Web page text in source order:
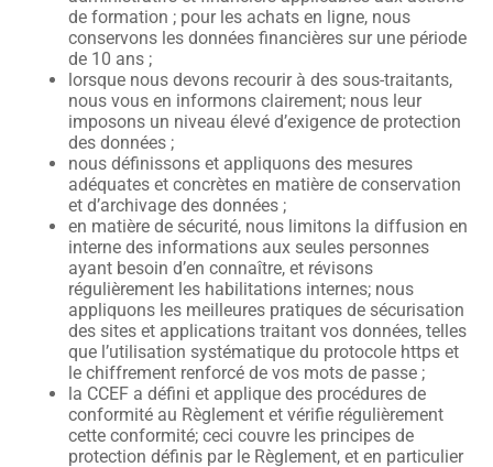
de formation ; pour les achats en ligne, nous
conservons les données financières sur une période
de 10 ans ;
lorsque nous devons recourir à des sous-traitants,
nous vous en informons clairement; nous leur
imposons un niveau élevé d’exigence de protection
des données ;
nous définissons et appliquons des mesures
adéquates et concrètes en matière de conservation
et d’archivage des données ;
en matière de sécurité, nous limitons la diffusion en
interne des informations aux seules personnes
ayant besoin d’en connaître, et révisons
régulièrement les habilitations internes; nous
appliquons les meilleures pratiques de sécurisation
des sites et applications traitant vos données, telles
que l’utilisation systématique du protocole https et
le chiffrement renforcé de vos mots de passe ;
la CCEF a défini et applique des procédures de
conformité au Règlement et vérifie régulièrement
cette conformité; ceci couvre les principes de
protection définis par le Règlement, et en particulier